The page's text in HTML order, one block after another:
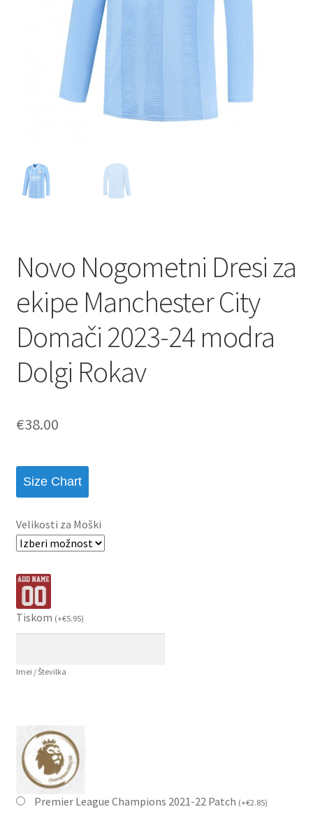
Novo Nogometni Dresi za
ekipe Manchester City
Domači 2023-24 modra
Dolgi Rokav
€38.00
Size Chart
Velikosti za Moški
Tiskom (+€5.95)
Imei / Številka
Premier League Champions 2021-22 Patch (+€2.85)